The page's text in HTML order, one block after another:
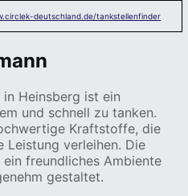
deutschland.de/tankstellenfinder
in Heinsberg ist ein
und schnell zu tanken.
Kraftstoffe, die
Leistung verleihen. Die
freundliches Ambiente
gestaltet.